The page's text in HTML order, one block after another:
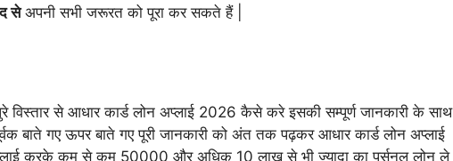
सेअपनी सभी जरूरत को पूरा कर सकते हैं |
से आधार कार्ड लोन अप्लाई 2026 कैसे करे इसकी सम्पूर्ण जानकारी के साथ
बाते गए ऊपर बाते गए पूरी जानकारी को अंत तक पढ़कर आधार कार्ड लोन अप्लाई
करके कम से कम 50000 और अधिक 10 लाख से भी ज्यादा का पर्सनल लोन ले